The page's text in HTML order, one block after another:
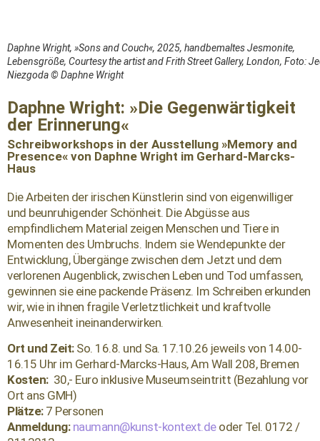
Daphne Wright, »Sons and Couch«, 2025, handbemaltes Jesmonite,
Lebensgröße, Courtesy the artist and Frith Street Gallery, London, Foto:
Niezgoda © Daphne Wright
Daphne Wright: »Die Gegenwärtigkeit
der Erinnerung«
Schreibworkshops in der Ausstellung »Memory and
Presence« von Daphne Wright im Gerhard-Marcks-
Haus
Die Arbeiten der irischen Künstlerin sind von eigenwilliger
und beunruhigender Schönheit. Die Abgüsse aus
empfindlichem Material zeigen Menschen und Tiere in
Momenten des Umbruchs. Indem sie Wendepunkte der
Entwicklung, Übergänge zwischen dem Jetzt und dem
verlorenen Augenblick, zwischen Leben und Tod umfassen,
gewinnen sie eine packende Präsenz. Im Schreiben erkunden
wir, wie in ihnen fragile Verletztlichkeit und kraftvolle
Anwesenheit ineinanderwirken.
Ort und Zeit: So. 16.8. und Sa. 17.10.26 jeweils von 14.00-
16.15 Uhr im Gerhard-Marcks-Haus, Am Wall 208, Bremen
Kosten: 30,- Euro inklusive Museumseintritt (Bezahlung vor
Ort ans GMH)
Plätze:7 Personen
Anmeldung: naumann@kunst-kontext.de oder Tel. 0172 /